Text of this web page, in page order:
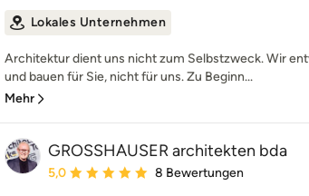
Lokales Unternehmen
Architektur dient uns nicht zum Selbstzweck. Wir
und bauen für Sie, nicht für uns. Zu Beginn...
Mehr
GROSSHAUSER architekten bda
Durchschnittliche Bewertung: 5 von 5 Sternen
5,0 8 Bewertungen